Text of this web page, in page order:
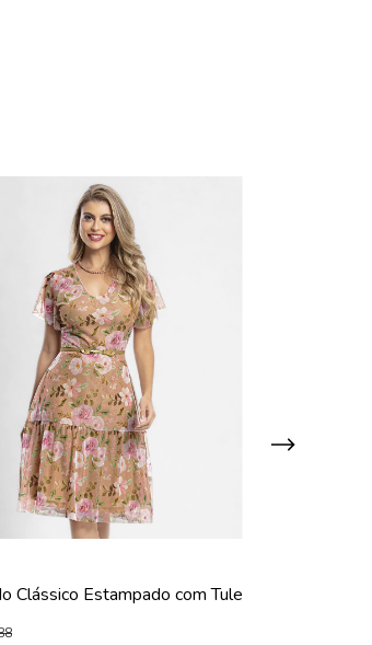
Clássico Estampado com Tule